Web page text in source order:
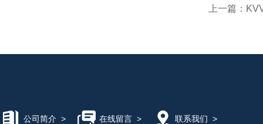
上一篇：
公司简介 > 在线留言> 联系我们 >